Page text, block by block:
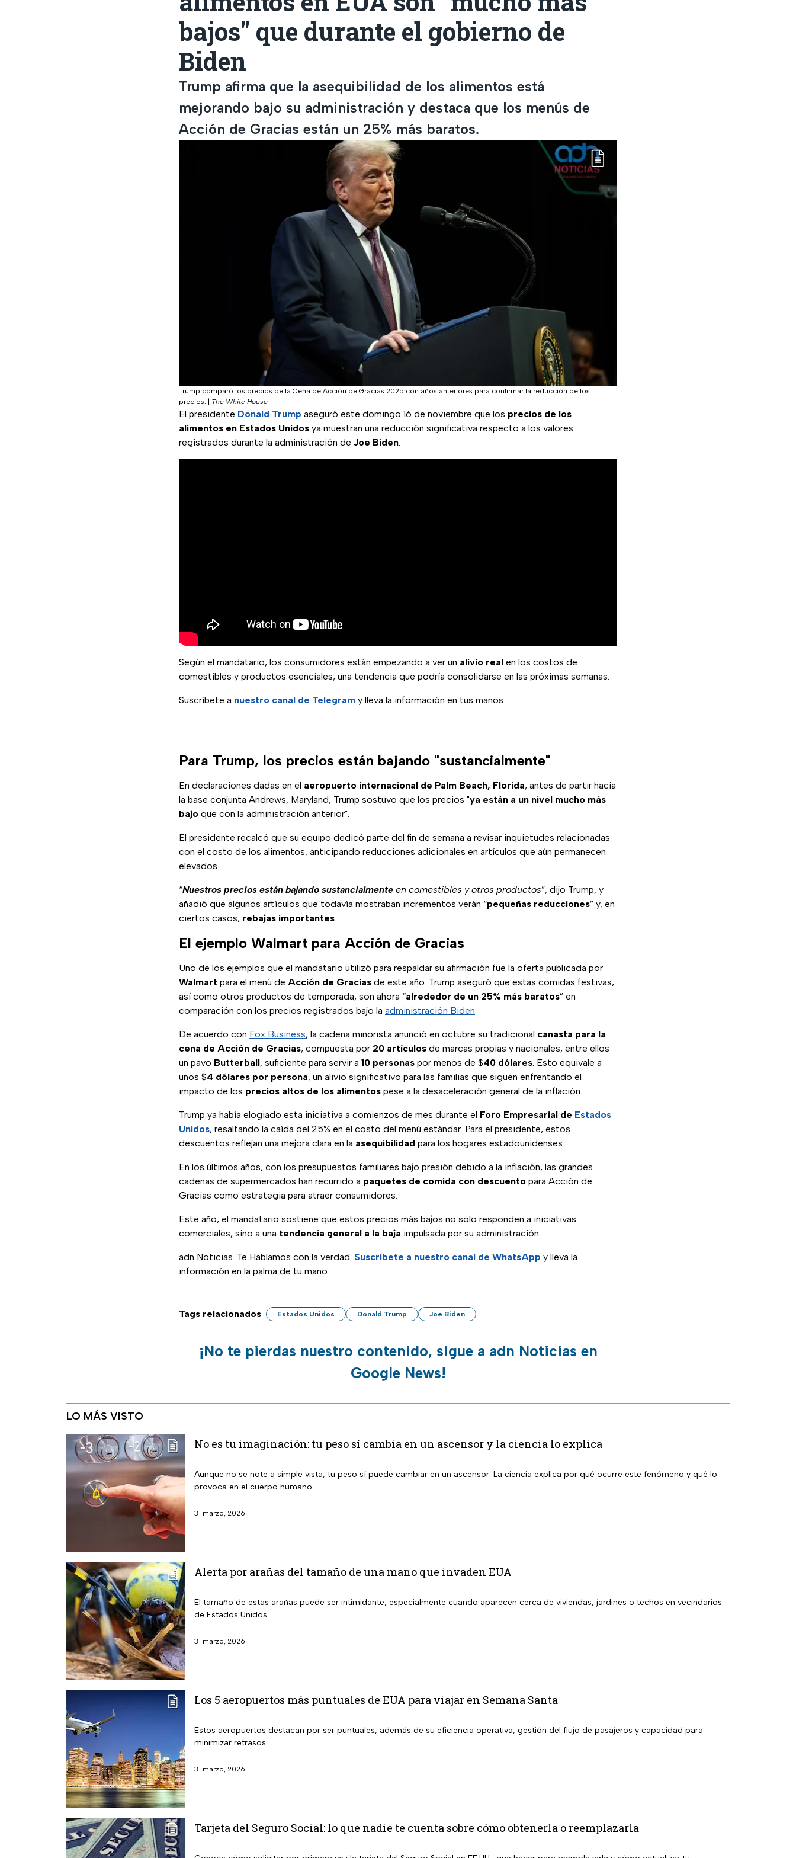
bajos" que durante el gobierno de
Biden
Trump afirma que la asequibilidad de los alimentos está
mejorando bajo su administración y destaca que los menús de
Acción de Gracias están un 25% más baratos.
Trump comparó los precios de la Cena de Acción de Gracias 2025 con años anteriores para confirmar la reducción de los
precios.
The White House
El presidente Donald Trump aseguró este domingo 16 de noviembre que los precios de los
alimentos en Estados Unidos ya muestran una reducción significativa respecto a los valores
registrados durante la administración de Joe Biden.
Según el mandatario, los consumidores están empezando a ver un alivio real en los costos de
comestibles y productos esenciales, una tendencia que podría consolidarse en las próximas semanas.
Suscríbete a nuestro canal de Telegram y lleva la información en tus manos.
Para Trump, los precios están bajando "sustancialmente"
En declaraciones dadas en el aeropuerto internacional de Palm Beach, Florida, antes de partir hacia
la base conjunta Andrews, Maryland, Trump sostuvo que los precios "ya están a un nivel mucho más
bajo que con la administración anterior".
El presidente recalcó que su equipo dedicó parte del fin de semana a revisar inquietudes relacionadas
con el costo de los alimentos, anticipando reducciones adicionales en artículos que aún permanecen
elevados.
“Nuestros precios están bajando sustancialmente en comestibles y otros productos”, dijo Trump, y
añadió que algunos artículos que todavía mostraban incrementos verán “pequeñas reducciones” y, en
ciertos casos, rebajas importantes.
El ejemplo Walmart para Acción de Gracias
Uno de los ejemplos que el mandatario utilizó para respaldar su afirmación fue la oferta publicada por
Walmart para el menú de Acción de Gracias de este año. Trump aseguró que estas comidas festivas,
así como otros productos de temporada, son ahora “alrededor de un 25% más baratos” en
comparación con los precios registrados bajo la administración Biden.
De acuerdo con Fox Business, la cadena minorista anunció en octubre su tradicional canasta para la
cena de Acción de Gracias, compuesta por 20 artículos de marcas propias y nacionales, entre ellos
un pavo Butterball, suficiente para servir a 10 personas por menos de $40 dólares. Esto equivale a
unos $4 dólares por persona, un alivio significativo para las familias que siguen enfrentando el
impacto de los precios altos de los alimentos pese a la desaceleración general de la inflación.
Trump ya había elogiado esta iniciativa a comienzos de mes durante el Foro Empresarial de Estados
Unidos, resaltando la caída del 25% en el costo del menú estándar. Para el presidente, estos
descuentos reflejan una mejora clara en la asequibilidad para los hogares estadounidenses.
En los últimos años, con los presupuestos familiares bajo presión debido a la inflación, las grandes
cadenas de supermercados han recurrido a paquetes de comida con descuento para Acción de
Gracias como estrategia para atraer consumidores.
Este año, el mandatario sostiene que estos precios más bajos no solo responden a iniciativas
comerciales, sino a una tendencia general a la baja impulsada por su administración.
adn Noticias. Te Hablamos con la verdad. Suscríbete a nuestro canal de WhatsApp y lleva la
información en la palma de tu mano.
Tags relacionados Estados Unidos Donald Trump Joe Biden
¡No te pierdas nuestro contenido, sigue a adn Noticias en
Google News!
LO MÁS VISTO
No es tu imaginación: tu peso sí cambia en un ascensor y la ciencia lo explica
Aunque no se note a simple vista, tu peso sí puede cambiar en un ascensor. La ciencia explica por qué ocurre este fenómeno y qué lo
provoca en el cuerpo humano
31 marzo, 2026
Alerta por arañas del tamaño de una mano que invaden EUA
El tamaño de estas arañas puede ser intimidante, especialmente cuando aparecen cerca de viviendas, jardines o techos en vecindarios
de Estados Unidos
31 marzo, 2026
Los 5 aeropuertos más puntuales de EUA para viajar en Semana Santa
Estos aeropuertos destacan por ser puntuales, además de su eficiencia operativa, gestión del flujo de pasajeros y capacidad para
minimizar retrasos
31 marzo, 2026
Tarjeta del Seguro Social: lo que nadie te cuenta sobre cómo obtenerla o reemplazarla